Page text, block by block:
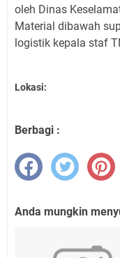
oleh Dinas
Material dibawah
logistik kepala staf
Lokasi:
Berbagi :
Anda mungkin